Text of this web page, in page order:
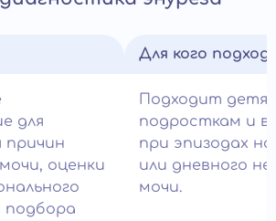
для
причин
оценки
подбора
Для кого
Подходит
подросткам и
при эпизодах
или дневного
мочи.